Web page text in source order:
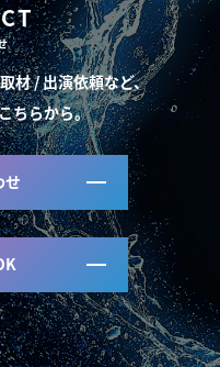
材 / 出演依頼など、
ちらから。
せ